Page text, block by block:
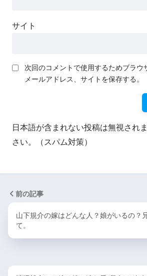
サイト
次回のコメントで使用するためブラウ
メールアドレス、サイトを保存する。
日本語が含まれない投稿は無視され
さい。（スパム対策）
前の記事
山下規介の嫁はどんな人？娘がいるの？
て。